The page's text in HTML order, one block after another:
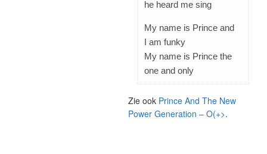
he heard me sing
My name is Prince and
I am funky
My name is Prince the
one and only
Zie ook Prince And The New
Power Generation – O(+>.